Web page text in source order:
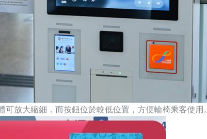
放大縮細，而按鈕位於較低位置，方便輪椅乘客使用。